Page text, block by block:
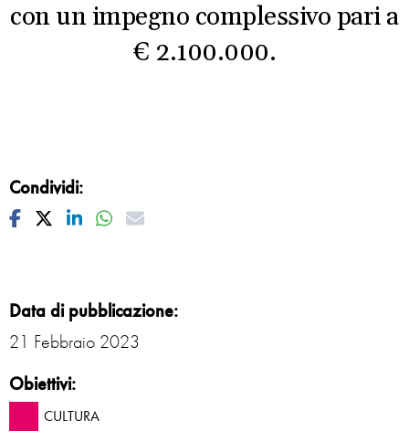
con un impegno complessivo pari a
€ 2.100.000.
Condividi:
Facebook
TwitterLinkedinWhatsapp
Mail
Data di pubblicazione:
21 Febbraio 2023
Obiettivi:
CULTURA